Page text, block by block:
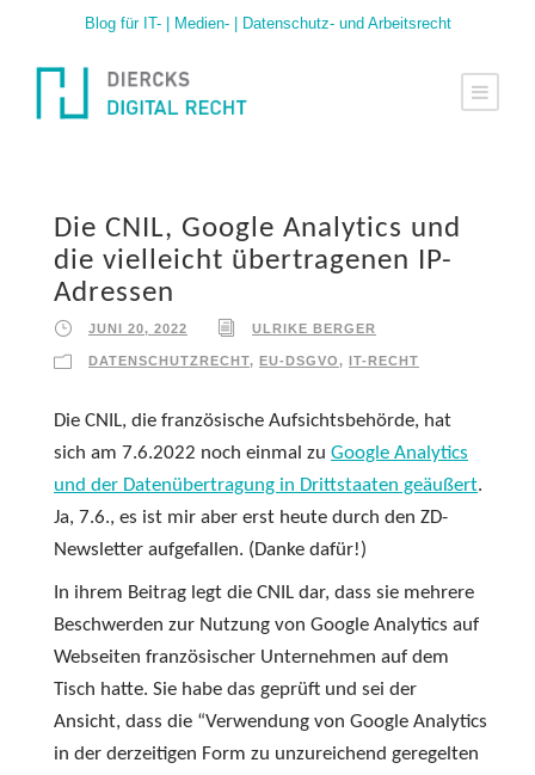
Blog für IT- | Medien- | Datenschutz- und Arbeitsrecht
Die CNIL, Google Analytics und
die vielleicht übertragenen IP-
Adressen
JUNI 20, 2022 ULRIKE BERGER
DATENSCHUTZRECHT, EU-DSGVO, IT-RECHT
Die CNIL, die französische Aufsichtsbehörde, hat
sich am 7.6.2022 noch einmal zu Google Analytics
und der Datenübertragung in Drittstaaten geäußert.
Ja, 7.6., es ist mir aber erst heute durch den ZD-
Newsletter aufgefallen. (Danke dafür!)
In ihrem Beitrag legt die CNIL dar, dass sie mehrere
Beschwerden zur Nutzung von Google Analytics auf
Webseiten französischer Unternehmen auf dem
Tisch hatte. Sie habe das geprüft und sei der
Ansicht, dass die “Verwendung von Google Analytics
in der derzeitigen Form zu unzureichend geregelten